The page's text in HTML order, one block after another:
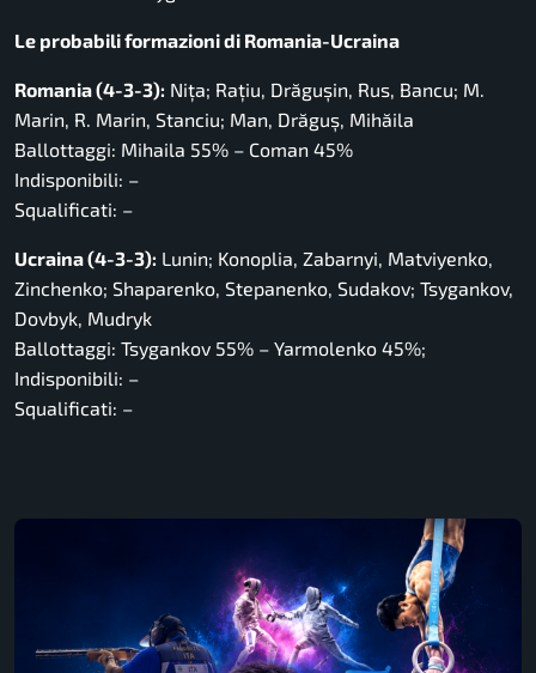
Le probabili formazioni di Romania-Ucraina
Romania (4-3-3): Nița; Rațiu, Drăgușin, Rus, Bancu; M.
Marin, R. Marin, Stanciu; Man, Drăguș, Mihăila
Ballottaggi: Mihaila 55% – Coman 45%
Indisponibili: –
Squalificati: –
Ucraina (4-3-3): Lunin; Konoplia, Zabarnyi, Matviyenko,
Zinchenko; Shaparenko, Stepanenko, Sudakov; Tsygankov,
Dovbyk, Mudryk
Ballottaggi: Tsygankov 55% – Yarmolenko 45%;
Indisponibili: –
Squalificati: –